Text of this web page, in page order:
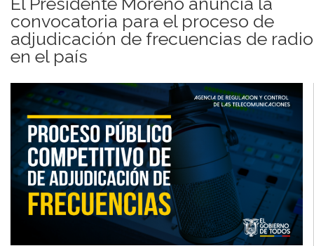
convocatoria para el proceso de
adjudicación de frecuencias de radio
en el país